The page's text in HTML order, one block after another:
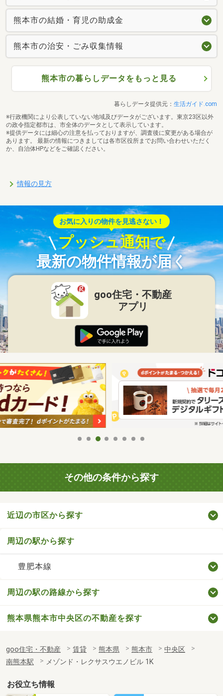
熊本市の結婚・育児の助成金
熊本市の治安・ごみ収集情報
熊本市の暮らしデータをもっと見る
暮らしデータ提供元： 生活ガイド.com
※行政機関により公表していない地域及びデータがございます。東京23区以外
の政令指定都市は、市全体のデータとして表示しています。
※提供データには細心の注意を払っておりますが、調査後に変更がある場合が
あります。 最新の情報につきましては各市区役所までお問い合わせいただく
か、自治体HPなどをご確認ください。
情報の見方
お気に入りの物件を見逃さない！
プッシュ通知で
最新の物件情報が届く
goo住宅・不動産
アプリ
その他の条件から探す
近辺の市区から探す
周辺の駅から探す
豊肥本線
周辺の駅の路線から探す
熊本県熊本市中央区の不動産を探す
goo住宅・不動産 賃貸 熊本県 熊本市
中央区
南熊本駅
メゾンド・レクサスウエノビル 1K
お役立ち情報